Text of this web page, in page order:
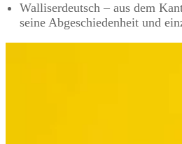
Walliserdeutsch – aus dem
seine Abgeschiedenheit und